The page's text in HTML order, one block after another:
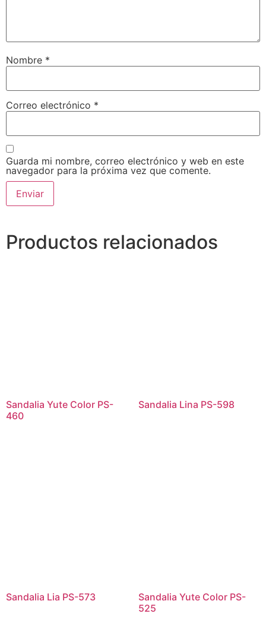
Nombre *
Correo electrónico *
Guarda mi nombre, correo electrónico y web en este
navegador para la próxima vez que comente.
Productos relacionados
Sandalia Yute Color PS-
460
Sandalia Lina PS-598
Sandalia Lia PS-573
Sandalia Yute Color PS-
525